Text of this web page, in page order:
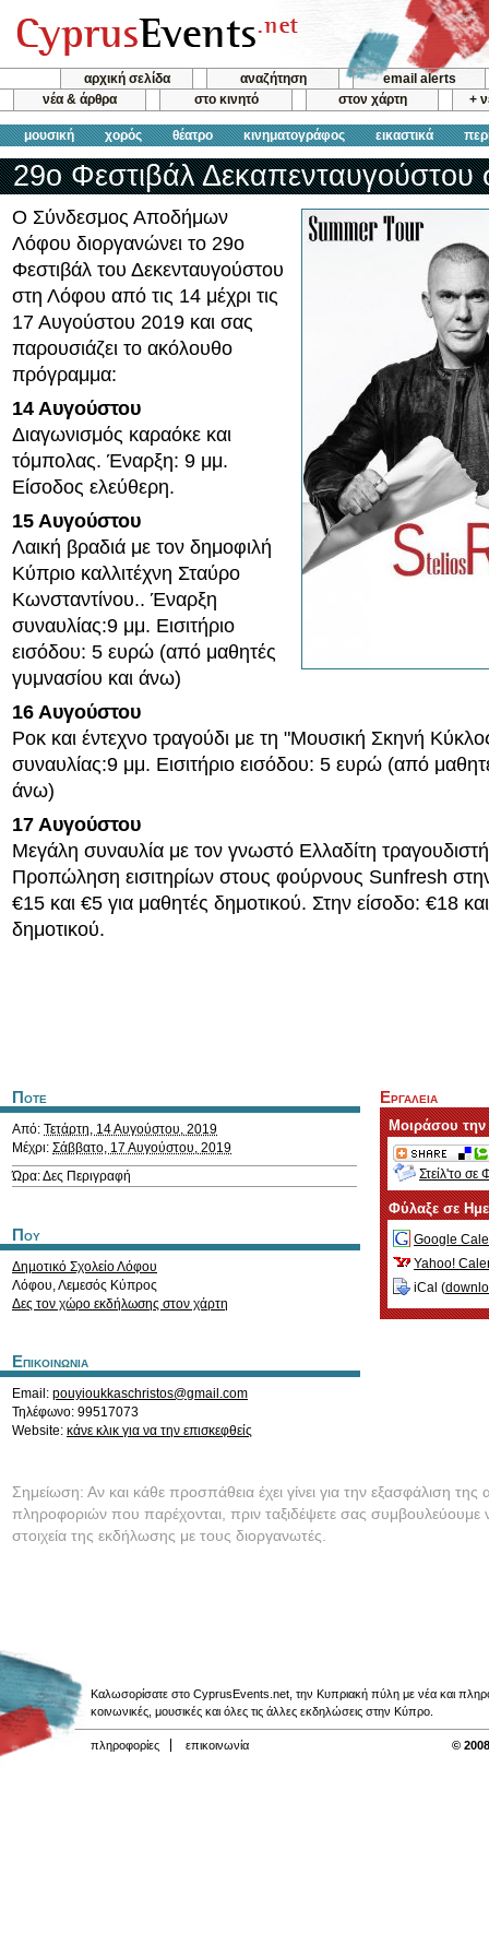
αρχική σελίδα αναζήτηση
email alerts
νέα & άρθρα
στο κινητό στον χάρτη +
μουσική χορός θέατρο κινηματογράφος εικαστικά
29ο Φεστιβάλ Δεκαπενταυγούστου
Ο Σύνδεσμος Αποδήμων
Λόφου διοργανώνει το 29ο
Φεστιβάλ του Δεκενταυγούστου
στη Λόφου από τις 14 μέχρι τις
17 Αυγούστου 2019 και σας
παρουσιάζει το ακόλουθο
πρόγραμμα:
14 Αυγούστου
Διαγωνισμός καραόκε και
τόμπολας. Έναρξη: 9 μμ.
Είσοδος ελεύθερη.
15 Αυγούστου
Λαική βραδιά με τον δημοφιλή
Κύπριο καλλιτέχνη Σταύρο
Κωνσταντίνου.. Έναρξη
συναυλίας:9 μμ. Εισιτήριο
εισόδου: 5 ευρώ (από μαθητές
γυμνασίου και άνω)
16 Αυγούστου
Ροκ και έντεχνο τραγούδι με τη "Μουσική Σκηνή
συναυλίας:9 μμ. Εισιτήριο εισόδου: 5 ευρώ (από
άνω)
17 Αυγούστου
Μεγάλη συναυλία με τον γνωστό Ελλαδίτη
Προπώληση εισιτηρίων στους φούρνους Sunfresh
€15 και €5 για μαθητές δημοτικού. Στην είσοδο: €18
δημοτικού.
Ποτε
Από: Τετάρτη, 14 Αυγούστου, 2019
Μέχρι: Σάββατο, 17 Αυγούστου, 2019
Ώρα: Δες Περιγραφή
Που
Δηµοτικό Σχολείο Λόφου
Λόφου,Λεμεσός Κύπρος
Δες τον χώρο εκδήλωσης στον χάρτη
Επικοινωνια
Email: pouyioukkaschristos@gmail.com
Τηλέφωνο: 99517073
Website: κάνε κλικ για να την επισκεφθείς
Εργαλεια
Μοιράσου
Στείλ'το σε
Φύλαξε σε
Google
Yahoo!
iCal (
Σημείωση: Αν και κάθε προσπάθεια έχει γίνει για την εξασφάλιση της
πληροφοριών που παρέχονται, πριν ταξιδέψετε σας συμβουλεύουμε
στοιχεία της εκδήλωσης με τους διοργανωτές.
Καλωσορίσατε στο CyprusEvents.net, την Κυπριακή πύλη με νέα και
κοινωνικές, μουσικές και όλες τις άλλες εκδηλώσεις στην Κύπρο.
πληροφορίες επικοινωνία ©